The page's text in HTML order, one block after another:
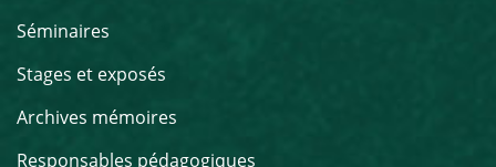
Séminaires
Stages et exposés
Archives mémoires
Responsables pédagogiques